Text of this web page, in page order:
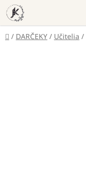
Prejsť
na
obsah
Domov
/ DARČEKY / Učitelia /